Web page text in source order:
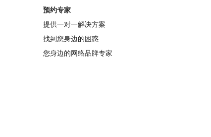
预约专家
提供一对一解决方案
找到您身边的困惑
您身边的网络品牌专家